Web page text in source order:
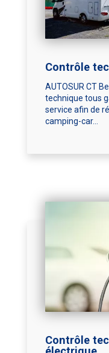
Contrôle
AUTOSUR CT
technique tous
service afin de
camping-car...
Contrôle